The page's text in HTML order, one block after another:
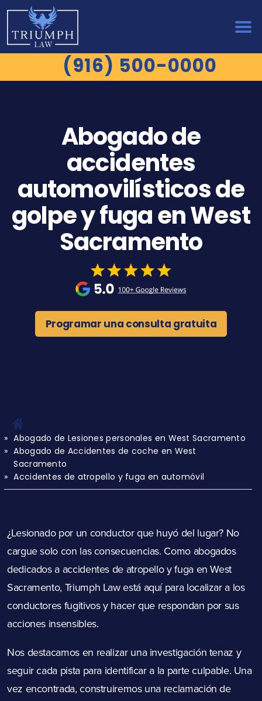
(916) 500-0000
Abogado de
accidentes
automovilísticos de
golpe y fuga en West
Sacramento
Programar una consulta gratuita
Abogado de Lesiones personales en West Sacramento
Abogado de Accidentes de coche en West
Sacramento
Accidentes de atropello y fuga en automóvil
¿Lesionado por un conductor que huyó del lugar? No
cargue solo con las consecuencias. Como abogados
dedicados a accidentes de atropello y fuga en West
Sacramento, Triumph Law está aquí para localizar a los
conductores fugitivos y hacer que respondan por sus
acciones insensibles.
Nos destacamos en realizar una investigación tenaz y
seguir cada pista para identificar a la parte culpable. Una
vez encontrada, construiremos una reclamación de